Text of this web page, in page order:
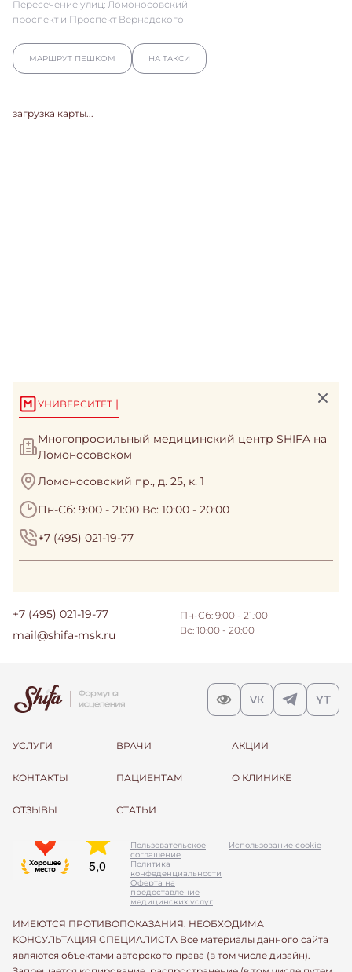
Пересечение улиц: Ломоносовский
проспект и Проспект Вернадского
МАРШРУТ ПЕШКОМ НА ТАКСИ
загрузка карты...
УНИВЕРСИТЕТ |
Многопрофильный медицинский центр SHIFA на
Ломоносовском
Ломоносовский пр., д. 25, к. 1
Пн-Сб: 9:00 - 21:00 Вс: 10:00 - 20:00
+7 (495) 021-19-77
+7 (495) 021-19-77
mail@shifa-msk.ru
Пн-Сб: 9:00 - 21.:00
Вс: 10:00 - 20:00
УСЛУГИ ВРАЧИ АКЦИИ
КОНТАКТЫ ПАЦИЕНТАМ О КЛИНИКЕ
ОТЗЫВЫ СТАТЬИ
Пользовательское
соглашение
Политика
конфеденциальности
Оферта на
предоставление
медицинских услуг
Использование cookie
ИМЕЮТСЯ ПРОТИВОПОКАЗАНИЯ. НЕОБХОДИМА
КОНСУЛЬТАЦИЯ СПЕЦИАЛИСТА Все материалы данного сайта
являются объектами авторского права (в том числе дизайн).